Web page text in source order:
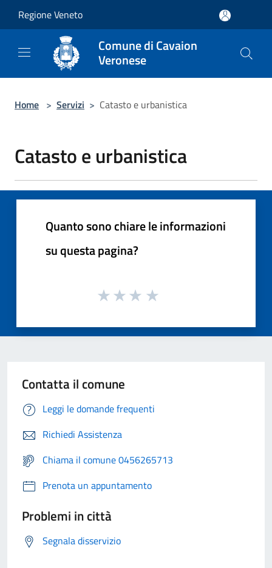
Regione Veneto
Comune di Cavaion
Veronese
Home > Servizi > Catasto e urbanistica
Catasto e urbanistica
Quanto sono chiare le informazioni
su questa pagina?
Contatta il comune
Leggi le domande frequenti
Richiedi Assistenza
Chiama il comune 0456265713
Prenota un appuntamento
Problemi in città
Segnala disservizio